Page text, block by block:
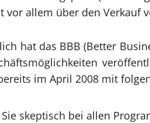
vor allem über den Verkauf
hat das BBB (Better
im April 2008 mit
Sie skeptisch bei allen